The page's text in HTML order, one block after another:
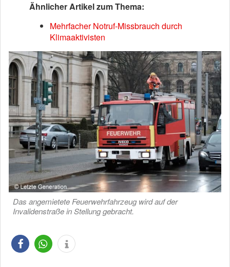
Ähnlicher Artikel zum Thema:
Mehrfacher Notruf-Missbrauch durch
Klimaaktivisten
Das angemietete Feuerwehrfahrzeug wird auf der
Invalidenstraße in Stellung gebracht.